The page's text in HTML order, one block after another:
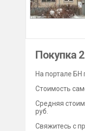
Покупка
На портале
Стоимость
Средняя
руб.
Свяжитесь с